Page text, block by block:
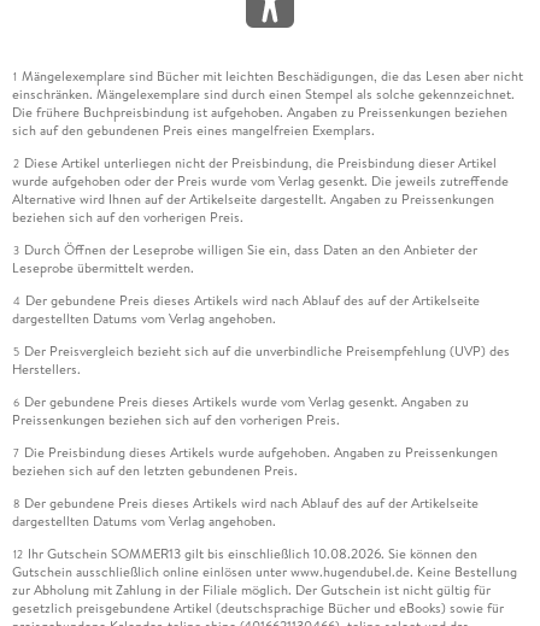
1 Mängelexemplare sind Bücher mit leichten Beschädigungen, die das Lesen aber nicht
einschränken. Mängelexemplare sind durch einen Stempel als solche gekennzeichnet.
Die frühere Buchpreisbindung ist aufgehoben. Angaben zu Preissenkungen beziehen
sich auf den gebundenen Preis eines mangelfreien Exemplars.
2 Diese Artikel unterliegen nicht der Preisbindung, die Preisbindung dieser Artikel
wurde aufgehoben oder der Preis wurde vom Verlag gesenkt. Die jeweils zutreffende
Alternative wird Ihnen auf der Artikelseite dargestellt. Angaben zu Preissenkungen
beziehen sich auf den vorherigen Preis.
3 Durch Öffnen der Leseprobe willigen Sie ein, dass Daten an den Anbieter der
Leseprobe übermittelt werden.
4 Der gebundene Preis dieses Artikels wird nach Ablauf des auf der Artikelseite
dargestellten Datums vom Verlag angehoben.
5 Der Preisvergleich bezieht sich auf die unverbindliche Preisempfehlung (UVP) des
Herstellers.
6 Der gebundene Preis dieses Artikels wurde vom Verlag gesenkt. Angaben zu
Preissenkungen beziehen sich auf den vorherigen Preis.
7 Die Preisbindung dieses Artikels wurde aufgehoben. Angaben zu Preissenkungen
beziehen sich auf den letzten gebundenen Preis.
8 Der gebundene Preis dieses Artikels wird nach Ablauf des auf der Artikelseite
dargestellten Datums vom Verlag angehoben.
12 Ihr Gutschein SOMMER13 gilt bis einschließlich 10.08.2026. Sie können den
Gutschein ausschließlich online einlösen unter www.hugendubel.de. Keine Bestellung
zur Abholung mit Zahlung in der Filiale möglich. Der Gutschein ist nicht gültig für
gesetzlich preisgebundene Artikel (deutschsprachige Bücher und eBooks) sowie für